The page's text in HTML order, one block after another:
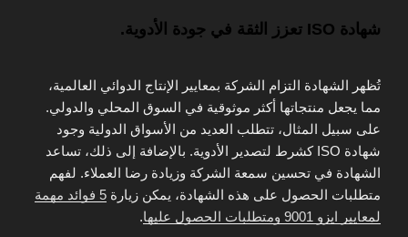
شهادة ISO تعزز الثقة في جودة الأدوية.
تُظهر الشهادة التزام الشركة بمعايير الإنتاج الدوائي العالمية،
مما يجعل منتجاتها أكثر موثوقية في السوق المحلي والدولي.
على سبيل المثال، تتطلب العديد من الأسواق الدولية وجود
شهادة ISO كشرط لتصدير الأدوية. بالإضافة إلى ذلك، تساعد
الشهادة في تحسين سمعة الشركة وزيادة رضا العملاء. لفهم
متطلبات الحصول على هذه الشهادة، يمكن زيارة
5 فوائد مهمة
لمعايير ايزو 9001 ومتطلبات الحصول عليها
.